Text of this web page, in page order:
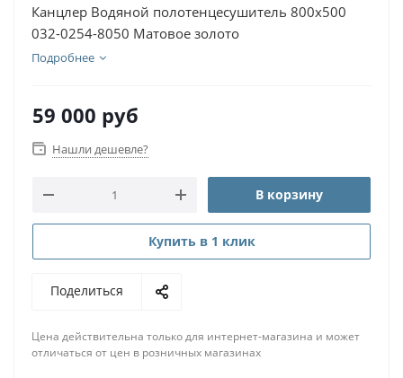
Канцлер Водяной полотенцесушитель 800х500
032-0254-8050 Матовое золото
Подробнее
59 000 руб
Нашли дешевле?
В корзину
Купить в 1 клик
Поделиться
Цена действительна только для интернет-магазина и может
отличаться от цен в розничных магазинах